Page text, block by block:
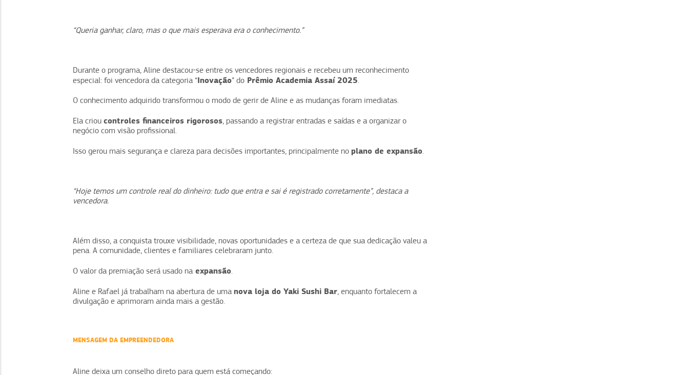
“Queria ganhar, claro, mas o que mais esperava era o conhecimento.”
Durante o programa, Aline destacou-se entre os vencedores regionais e recebeu um reconhecimento
especial: foi vencedora da categoria “Inovação” do Prêmio Academia Assaí 2025.
O conhecimento adquirido transformou o modo de gerir de Aline e as mudanças foram imediatas.
Ela criou controles financeiros rigorosos, passando a registrar entradas e saídas e a organizar o
negócio com visão profissional.
Isso gerou mais segurança e clareza para decisões importantes, principalmente no plano de expansão.
“Hoje temos um controle real do dinheiro: tudo que entra e sai é registrado corretamente”, destaca a
vencedora.
Além disso, a conquista trouxe visibilidade, novas oportunidades e a certeza de que sua dedicação valeu a
pena. A comunidade, clientes e familiares celebraram junto.
O valor da premiação será usado na expansão.
Aline e Rafael já trabalham na abertura de uma nova loja do Yaki Sushi Bar, enquanto fortalecem a
divulgação e aprimoram ainda mais a gestão.
MENSAGEM DA EMPREENDEDORA
Aline deixa um conselho direto para quem está começando: